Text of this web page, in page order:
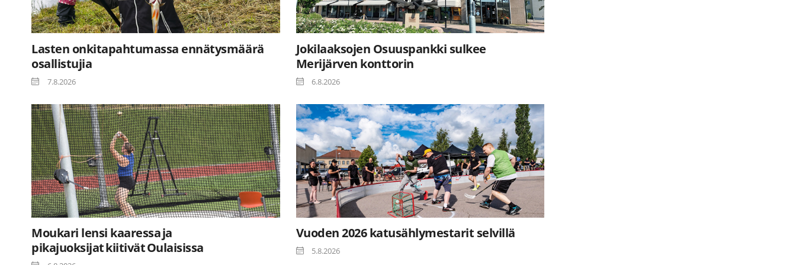
Lasten onkitapahtumassa ennätysmäärä
osallistujia
7.8.2026
Jokilaaksojen Osuuspankki sulkee
Merijärven konttorin
6.8.2026
Moukari lensi kaaressa ja
pikajuoksijat kiitivät Oulaisissa
Vuoden 2026 katusählymestarit selvillä
5.8.2026